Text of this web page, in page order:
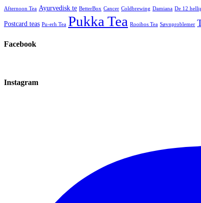
Afternoon Tea Ayurvedisk te BetterBox Cancer Coldbrewing Damiana De 12
Postcard teas Pu-erh Tea Pukka Tea Rooibos Tea Søvnproblemer
Facebook
Instagram